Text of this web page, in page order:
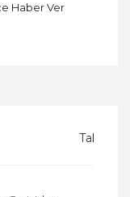
Haber Ver
Taksit